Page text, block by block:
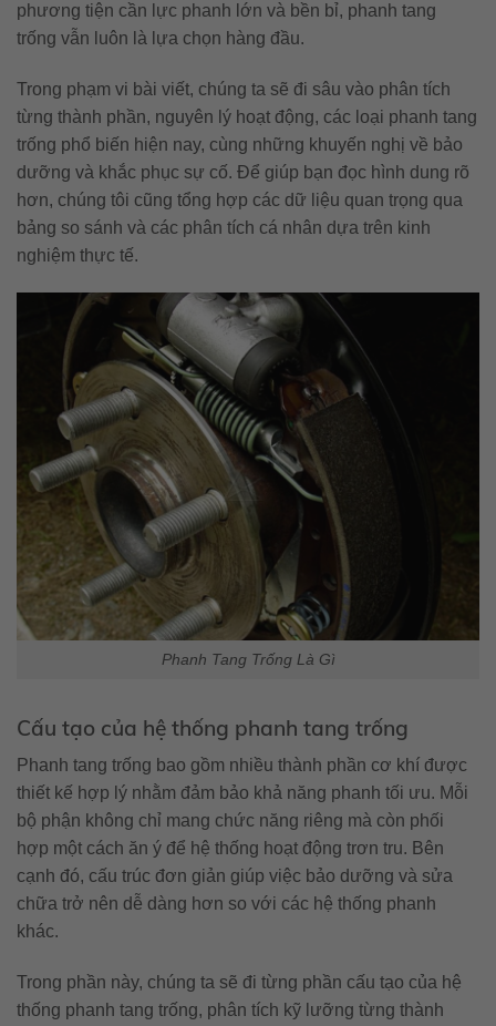
phương tiện cần lực phanh lớn và bền bỉ, phanh tang
trống vẫn luôn là lựa chọn hàng đầu.
Trong phạm vi bài viết, chúng ta sẽ đi sâu vào phân tích
từng thành phần, nguyên lý hoạt động, các loại phanh tang
trống phổ biến hiện nay, cùng những khuyến nghị về bảo
dưỡng và khắc phục sự cố. Để giúp bạn đọc hình dung rõ
hơn, chúng tôi cũng tổng hợp các dữ liệu quan trọng qua
bảng so sánh và các phân tích cá nhân dựa trên kinh
nghiệm thực tế.
Phanh Tang Trống Là Gì
Cấu tạo của hệ thống phanh tang trống
Phanh tang trống bao gồm nhiều thành phần cơ khí được
thiết kế hợp lý nhằm đảm bảo khả năng phanh tối ưu. Mỗi
bộ phận không chỉ mang chức năng riêng mà còn phối
hợp một cách ăn ý để hệ thống hoạt động trơn tru. Bên
cạnh đó, cấu trúc đơn giản giúp việc bảo dưỡng và sửa
chữa trở nên dễ dàng hơn so với các hệ thống phanh
khác.
Trong phần này, chúng ta sẽ đi từng phần cấu tạo của hệ
thống phanh tang trống, phân tích kỹ lưỡng từng thành